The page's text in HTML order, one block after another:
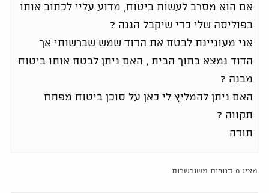
אם הוא מסרב לעשות ביטוח, מדוע עליי לכתוב אותו
בפוליסה שלי כדי שיקבל הגנה ?
אני מעוניינת לבטח את הדוד שמש שברשותי אך
הדוד נמצא בתוך הבית , האם ניתן לבטח אותו ביטוח
מבנה ?
האם ניתן להמליץ לי כאן על סוכן ביטוח מפתח
תקווה ?
תודה
מציג 0 תגובות משורשרות